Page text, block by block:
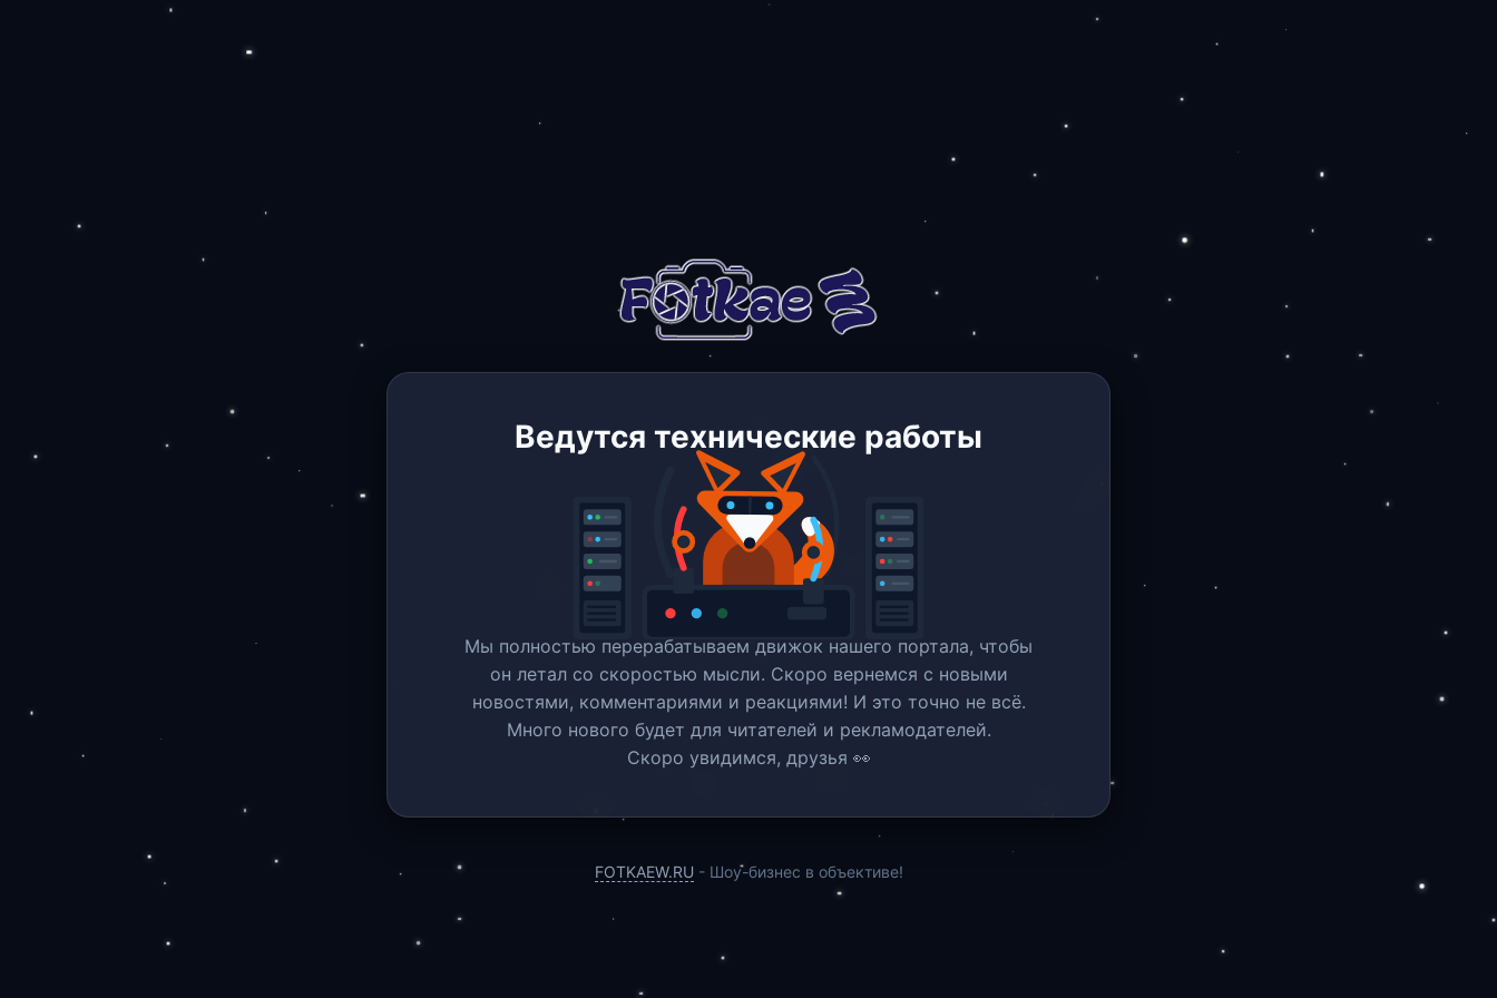
Ведутся технические работы
Мы полностью перерабатываем движок нашего портала, чтобы
он летал со скоростью мысли. Скоро вернемся c новыми
новостями, комментариями и реакциями! И это точно не всё.
Много нового будет для читателей и рекламодателей.
Скоро увидимся, друзья 👀
FOTKAEW.RU - Шоу-бизнес в объективе!